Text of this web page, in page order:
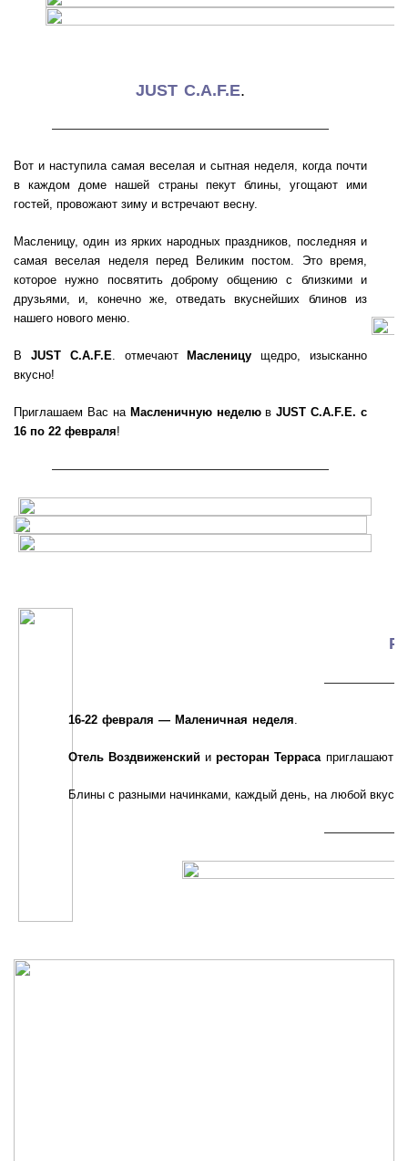
JUST C.A.F.E.
———————————————————
Вот и наступила самая веселая и сытная неделя, когда почти
в каждом доме нашей страны пекут блины, угощают ими
гостей, провожают зиму и встречают весну.
Масленицу, один из ярких народных праздников, последняя и
самая веселая неделя перед Великим постом. Это время,
которое нужно посвятить доброму общению с близкими и
друзьями, и, конечно же, отведать вкуснейших блинов из
нашего нового меню.
В JUST C.A.F.E. отмечают Масленицу щедро, изысканно
вкусно!
Приглашаем Вас наМасленичную неделювJUST C.A.F.E. с
16 по 22 февраля!
———————————————————
16-22 февраля — Маленичная неделя.
Отель Воздвиженский иресторан Террасаприглашают
Блины с разными начинками, каждый день, на любой вкус!